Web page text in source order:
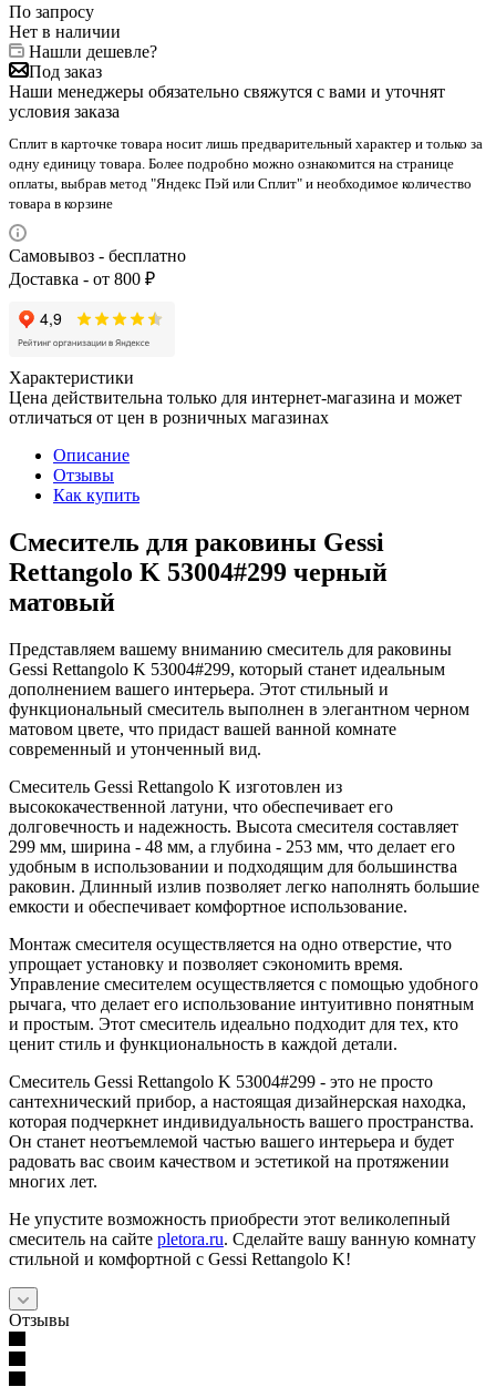
По запросу
Нет в наличии
Нашли дешевле?
Под заказ
Наши менеджеры обязательно свяжутся с вами и уточнят
условия заказа
Сплит в карточке товара носит лишь предварительный характер и только за
одну единицу товара. Более подробно можно ознакомится на странице
оплаты, выбрав метод "Яндекс Пэй или Сплит" и необходимое количество
товара в корзине
Самовывоз - бесплатно
Доставка - от 800 ₽
Характеристики
Цена действительна только для интернет-магазина и может
отличаться от цен в розничных магазинах
Описание
Отзывы
Как купить
Смеситель для раковины Gessi
Rettangolo K 53004#299 черный
матовый
Представляем вашему вниманию смеситель для раковины
Gessi Rettangolo K 53004#299, который станет идеальным
дополнением вашего интерьера. Этот стильный и
функциональный смеситель выполнен в элегантном черном
матовом цвете, что придаст вашей ванной комнате
современный и утонченный вид.
Смеситель Gessi Rettangolo K изготовлен из
высококачественной латуни, что обеспечивает его
долговечность и надежность. Высота смесителя составляет
299 мм, ширина - 48 мм, а глубина - 253 мм, что делает его
удобным в использовании и подходящим для большинства
раковин. Длинный излив позволяет легко наполнять большие
емкости и обеспечивает комфортное использование.
Монтаж смесителя осуществляется на одно отверстие, что
упрощает установку и позволяет сэкономить время.
Управление смесителем осуществляется с помощью удобного
рычага, что делает его использование интуитивно понятным
и простым. Этот смеситель идеально подходит для тех, кто
ценит стиль и функциональность в каждой детали.
Смеситель Gessi Rettangolo K 53004#299 - это не просто
сантехнический прибор, а настоящая дизайнерская находка,
которая подчеркнет индивидуальность вашего пространства.
Он станет неотъемлемой частью вашего интерьера и будет
радовать вас своим качеством и эстетикой на протяжении
многих лет.
Не упустите возможность приобрести этот великолепный
смеситель на сайте pletora.ru. Сделайте вашу ванную комнату
стильной и комфортной с Gessi Rettangolo K!
Отзывы